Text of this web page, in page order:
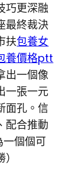
巧更深融
最終裁決
扶包養女
養價格ptt
出一個像
一張一元
面孔。信
配合推動
一個個可